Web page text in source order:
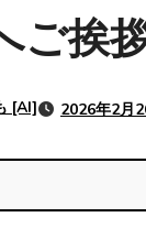
ご挨
[AI] 2026年2月